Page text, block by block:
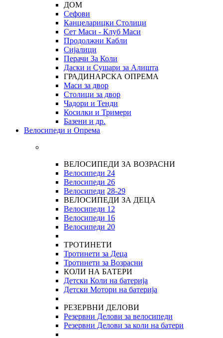
ДОМ
Сефови
Канцеларицки Столици
Сет Маси - Клуб Маси
Продолжни Кабли
Сијалици
Перачи За Коли
Даски и Сушари за Алишта
ГРАДИНАРСКА ОПРЕМА
Маси за двор
Столици за двор
Чадори и Тенди
Косилки и Тримери
Базени и др.
Велосипеди и Опрема
ВЕЛОСИПЕДИ ЗА ВОЗРАСНИ
Велосипеди 24
Велосипеди 26
Велосипеди 28-29
ВЕЛОСИПЕДИ ЗА ДЕЦА
Велосипеди 12
Велосипеди 16
Велосипеди 20
ТРОТИНЕТИ
Тротинети за Деца
Тротинети за Возрасни
КОЛИ НА БАТЕРИ
Детски Коли на батерија
Детски Мотори на батерија
РЕЗЕРВНИ ДЕЛОВИ
Резервни Делови за велосипеди
Резервни Делови за коли на батери